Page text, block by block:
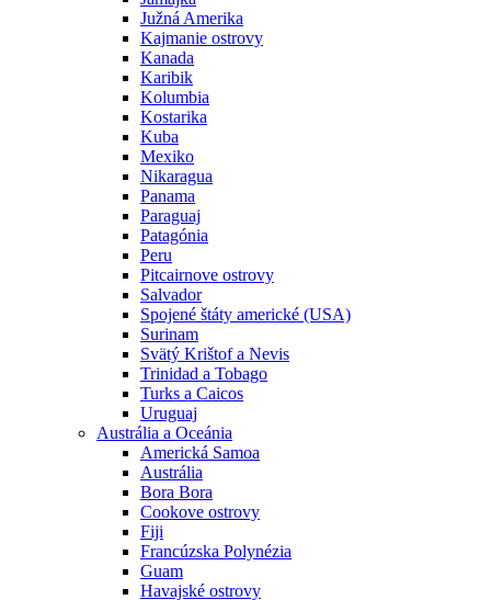
Južná Amerika
Kajmanie ostrovy
Kanada
Karibik
Kolumbia
Kostarika
Kuba
Mexiko
Nikaragua
Panama
Paraguaj
Patagónia
Peru
Pitcairnove ostrovy
Salvador
Spojené štáty americké (USA)
Surinam
Svätý Krištof a Nevis
Trinidad a Tobago
Turks a Caicos
Uruguaj
Austrália a Oceánia
Americká Samoa
Austrália
Bora Bora
Cookove ostrovy
Fiji
Francúzska Polynézia
Guam
Havajské ostrovy